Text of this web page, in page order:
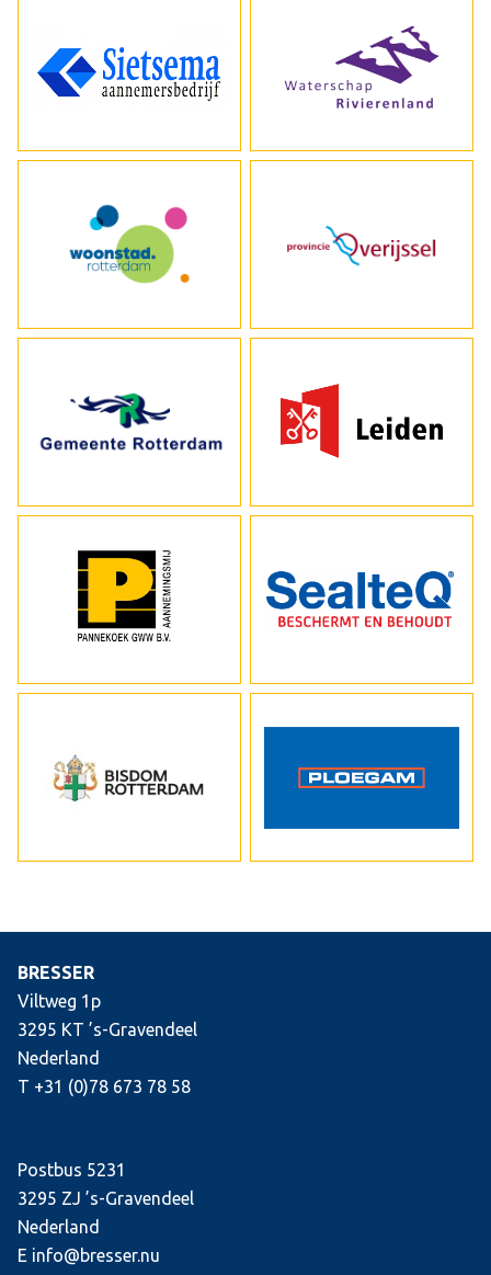
BRESSER
Viltweg 1p
3295 KT ’s-Gravendeel
Nederland
T +31 (0)78 673 78 58
Postbus 5231
3295 ZJ ’s-Gravendeel
Nederland
E info@bresser.nu